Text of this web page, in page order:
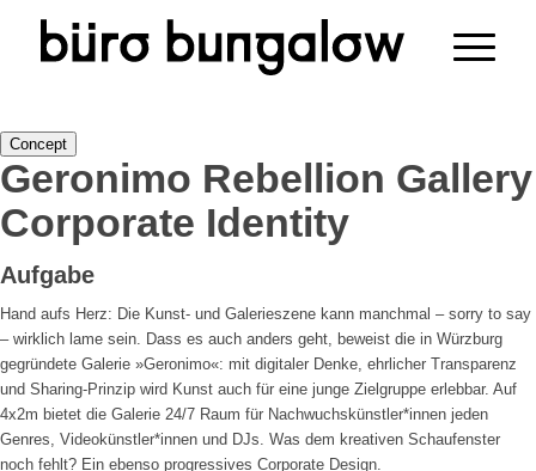
Concept
Geronimo Rebellion Gallery
Corporate Identity
Aufgabe
Hand aufs Herz: Die Kunst- und Galerieszene kann manchmal – sorry to say
– wirklich lame sein. Dass es auch anders geht, beweist die in Würzburg
gegründete Galerie »Geronimo«: mit digitaler Denke, ehrlicher Transparenz
und Sharing-Prinzip wird Kunst auch für eine junge Zielgruppe erlebbar. Auf
4x2m bietet die Galerie 24/7 Raum für Nachwuchskünstler*innen jeden
Genres, Videokünstler*innen und DJs. Was dem kreativen Schaufenster
noch fehlt? Ein ebenso progressives Corporate Design.